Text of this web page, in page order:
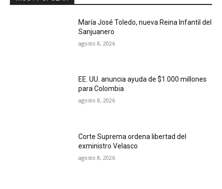
María José Toledo, nueva Reina Infantil del
Sanjuanero
agosto 8, 2026
EE. UU. anuncia ayuda de $1.000 millones
para Colombia
agosto 8, 2026
Corte Suprema ordena libertad del
exministro Velasco
agosto 8, 2026